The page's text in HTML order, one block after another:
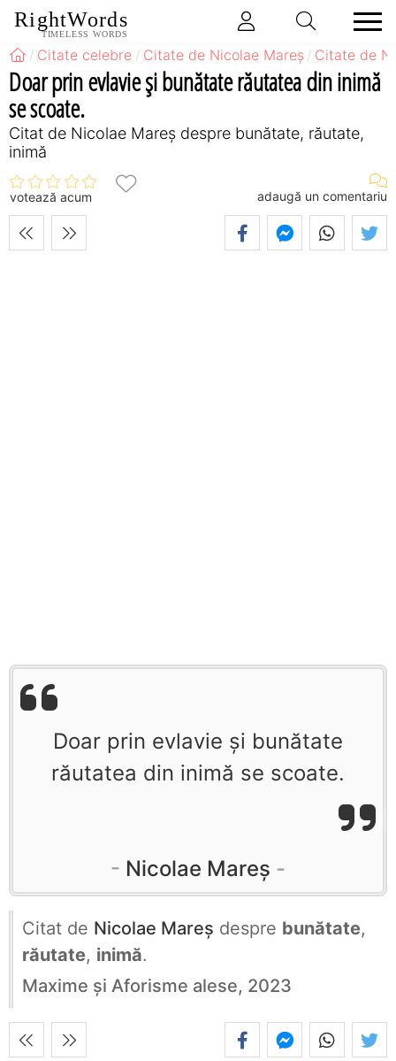
RightWords
TIMELESS WORDS
Citate celebre Citate de Nicolae Mareș Citate de
Doar prin evlavie și bunătate răutatea din inimă
se scoate.
Citat de Nicolae Mareș despre bunătate, răutate,
inimă
votează acum adaugă un comentariu
Doar prin evlavie și bunătate
răutatea din inimă se scoate.
Nicolae Mareș
Citat de Nicolae Mareș despre bunătate,
răutate, inimă.
Maxime și Aforisme alese, 2023